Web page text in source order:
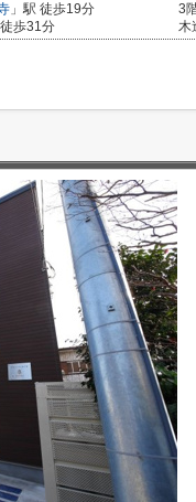
」駅 徒歩19分
徒歩31分
3
木